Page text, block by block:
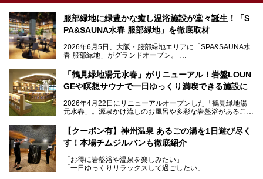
服部緑地に緑豊かな癒し温浴施設が堂々誕生！「S
PA&SAUNA水春 服部緑地」を徹底取材
2026年6月5日、大阪・服部緑地エリアに「SPA&SAUNA水
春 服部緑地」がグランドオープン。
当初の計画から約5年の時を経て誕生した本施設は、温泉・
サウナ・岩盤浴・フィットネス・ラウンジ・レストランなど
を融合した、これまでの“水春”のイメージをさらに進化させ
今回はオープン前の内覧会に参加し、館内のこだわりポイン
サウナー注目の3種のサウナや160cmの深水風呂、没入感の
高い岩盤浴エリア、日本最大の台数を誇る最新AIフィットネ
スマシンなど、見どころ満載の館内を詳しくご紹介します。
「鶴見緑地湯元水春」がリニューアル！岩盤LOUN
GEや瞑想サウナで一日ゆっくり満喫できる施設に
2026年4月22日にリニューアルオープンした「鶴見緑地湯
元水春」。源泉かけ流しのお風呂や多彩な岩盤浴があること
に“一日中くつろげる場所”としてパワーアップしています。
今回のリニューアルでは、新たに登場した瞑想サウナをはじ
見どころが盛りだくさん。日常の疲れを癒やしたい方はもち
ろん、休日にゆったり過ごしたい方にもぴったりの内容とな
【クーポン有】神州温泉 あるごの湯を1日遊び尽く
す！本場チムジルバンも徹底紹介
「お得に岩盤浴や温泉を楽しみたい」
「一日ゆっくりリラックスして過ごしたい」